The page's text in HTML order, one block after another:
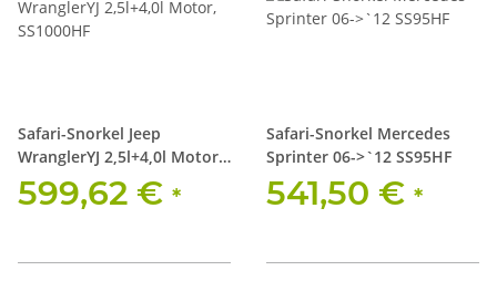
Safari-Snorkel Jeep
WranglerYJ 2,5l+4,0l Motor,
SS1000HF
599,62 € *
Safari-Snorkel Mercedes
Sprinter 06->`12 SS95HF
541,50 € *